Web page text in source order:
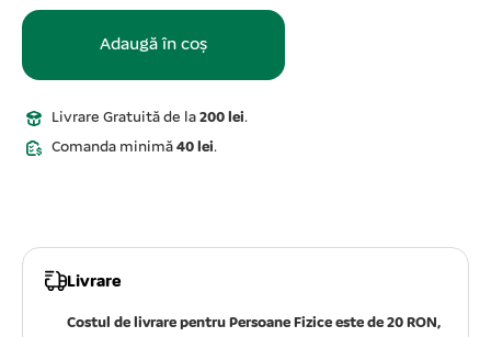
Adaugă în coș
Livrare Gratuită de la 200 lei.
Comanda minimă 40 lei.
Livrare
Costul de livrare pentru Persoane Fizice este de 20 RON,